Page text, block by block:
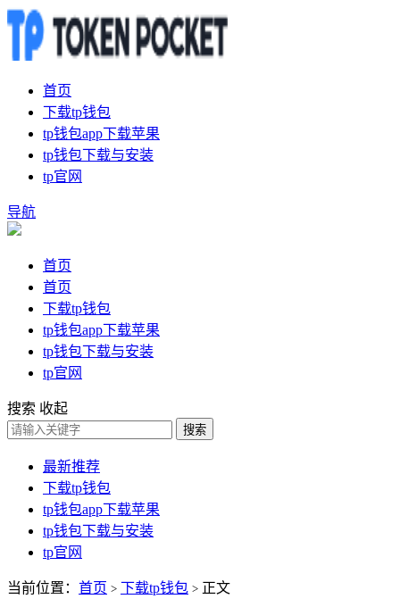
首页
下载tp钱包
tp钱包app下载苹果
tp钱包下载与安装
tp官网
导航
首页
首页
下载tp钱包
tp钱包app下载苹果
tp钱包下载与安装
tp官网
搜索 收起
搜索
最新推荐
下载tp钱包
tp钱包app下载苹果
tp钱包下载与安装
tp官网
当前位置： 首页 > 下载tp钱包 > 正文